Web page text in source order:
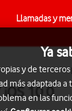
Llamadas y
10.0
Ya
y de
más adaptada
en las